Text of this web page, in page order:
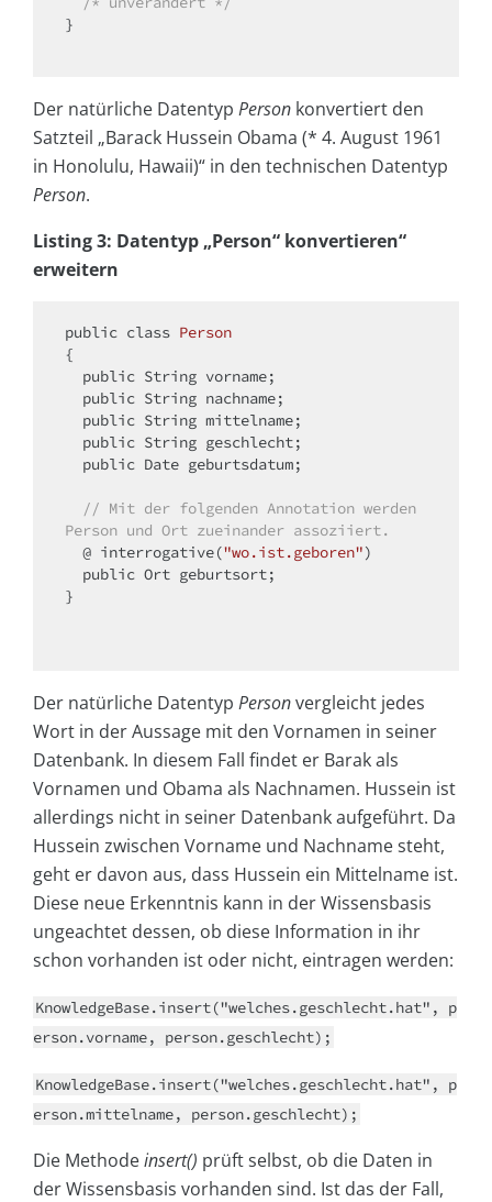
}
Der natürliche Datentyp Person konvertiert den
Satzteil „Barack Hussein Obama (* 4. August 1961
in Honolulu, Hawaii)“ in den technischen Datentyp
Person.
Listing 3: Datentyp „Person“ konvertieren“
erweitern
public class Person
{
public String vorname;
public String nachname;
public String mittelname;
public String geschlecht;
public Date geburtsdatum;
// Mit der folgenden Annotation werden
Person und Ort zueinander assoziiert.
  @ interrogative(
"wo.ist.geboren")
public Ort geburtsort;
}
Der natürliche Datentyp Personvergleicht jedes
Wort in der Aussage mit den Vornamen in seiner
Datenbank. In diesem Fall findet er Barak als
Vornamen und Obama als Nachnamen. Hussein ist
allerdings nicht in seiner Datenbank aufgeführt. Da
Hussein zwischen Vorname und Nachname steht,
geht er davon aus, dass Hussein ein Mittelname ist.
Diese neue Erkenntnis kann in der Wissensbasis
ungeachtet dessen, ob diese Information in ihr
schon vorhanden ist oder nicht, eintragen werden:
KnowledgeBase.insert("welches.geschlecht.hat", p
erson.vorname, person.geschlecht);
KnowledgeBase.insert("welches.geschlecht.hat", p
erson.mittelname, person.geschlecht);
Die Methodeinsert() prüft selbst, ob die Daten in
der Wissensbasis vorhanden sind. Ist das der Fall,